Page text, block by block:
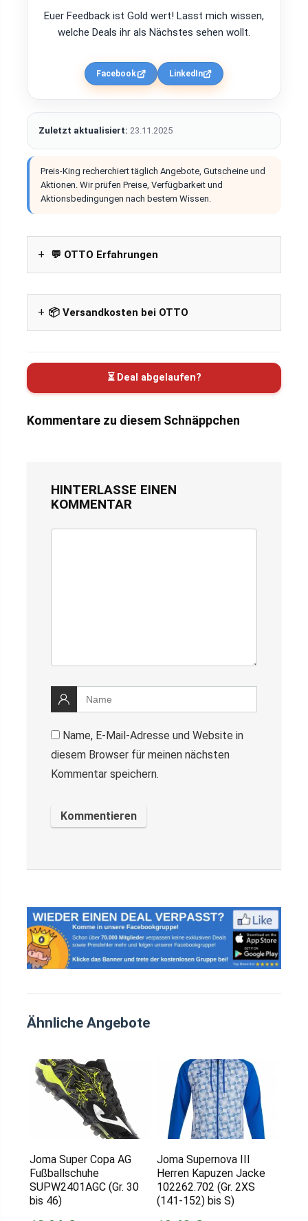
Euer Feedback ist Gold wert! Lasst mich wissen,
welche Deals ihr als Nächstes sehen wollt.
Facebook LinkedIn
Zuletzt aktualisiert: 23.11.2025
Preis-King recherchiert täglich Angebote, Gutscheine und
Aktionen. Wir prüfen Preise, Verfügbarkeit und
Aktionsbedingungen nach bestem Wissen.
💬 OTTO Erfahrungen
📦 Versandkosten bei OTTO
⏳ Deal abgelaufen?
Kommentare zu diesem Schnäppchen
HINTERLASSE EINEN
KOMMENTAR
Name, E-Mail-Adresse und Website in
diesem Browser für meinen nächsten
Kommentar speichern.
Ähnliche Angebote
Joma Super Copa AG
Fußballschuhe
SUPW2401AGC (Gr. 30
bis 46)
Joma Supernova III
Herren Kapuzen Jacke
102262.702 (Gr. 2XS
(141-152) bis S)